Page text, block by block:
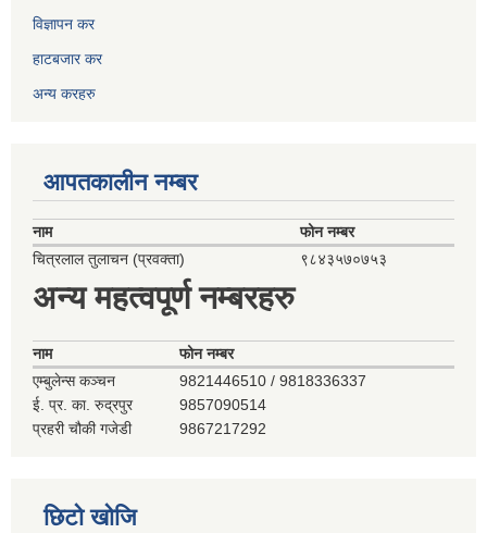
विज्ञापन कर
हाटबजार कर
अन्य करहरु
आपतकालीन नम्बर
नाम
फोन नम्बर
चित्रलाल तुलाचन (प्रवक्ता)
९८४३५७०७५३
अन्य महत्वपूर्ण नम्बरहरु
नाम
फोन नम्बर
एम्बुलेन्स कञ्‍चन
9821446510 / 9818336337
ई. प्र. का. रुद्रपुर
9857090514
प्रहरी चौकी गजेडी
9867217292
छिटो खोजि